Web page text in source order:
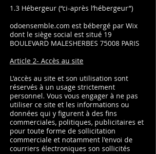
1.3 Hébergeur (“ci-après l’hébergeur”)
odoensemble.com est bébergé par Wix
dont le siège social est situé 19
BOULEVARD MALESHERBES 75008 PARIS
Article 2- Accès au site
L'accès au site et son utilisation sont
réservés à un usage strictement
personnel. Vous vous engager à ne pas
utiliser ce site et les informations ou
données qui y figurent à des fins
commerciales, politiques, publicitaires et
pour toute forme de sollicitation
commerciale et notamment l'envoi de
courriers électroniques son sollicités